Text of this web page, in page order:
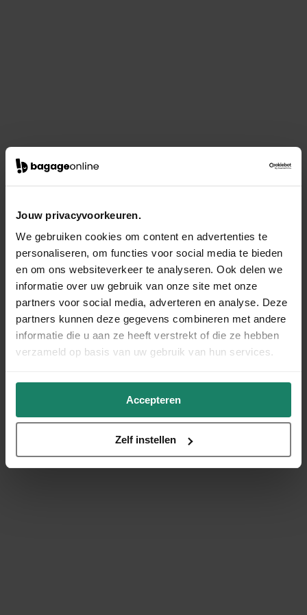
Jouw privacyvoorkeuren.
We gebruiken cookies om content en advertenties te
personaliseren, om functies voor social media te bieden
en om ons websiteverkeer te analyseren. Ook delen we
informatie over uw gebruik van onze site met onze
partners voor social media, adverteren en analyse. Deze
partners kunnen deze gegevens combineren met andere
informatie die u aan ze heeft verstrekt of die ze hebben
verzameld op basis van uw gebruik van hun services.
Accepteren
Zelf instellen